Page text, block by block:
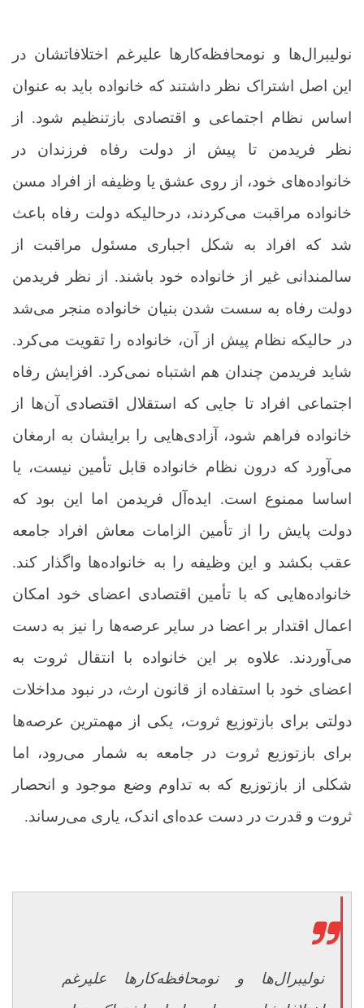
نولیبرال‌ها و نومحافظه‌کارها علیرغم اختلافاتشان در
این اصل اشتراک نظر داشتند که خانواده باید به عنوان
اساس نظام اجتماعی و اقتصادی بازتنظیم شود. از
نظر فریدمن تا پیش از دولت رفاه فرزندان در
خانواده‌های خود، از روی عشق یا وظیفه از افراد مسن
خانواده مراقبت می‌کردند، درحالیکه دولت رفاه باعث
شد که افراد به شکل اجباری مسئول مراقبت از
سالمندانی غیر از خانواده خود باشند. از نظر فریدمن
دولت رفاه به سست شدن بنیان خانواده منجر می‌شد
در حالیکه نظام پیش از آن، خانواده را تقویت می‌کرد.
شاید فریدمن چندان هم اشتباه نمی‌کرد. افزایش رفاه
اجتماعی افراد تا جایی که استقلال اقتصادی آن‌ها از
خانواده فراهم شود، آزادی‌هایی را برایشان به ارمغان
می‌آورد که درون نظام خانواده قابل تأمین نیست، یا
اساسا ممنوع است. ایده‌آل فریدمن اما این بود که
دولت پایش را از تأمین الزامات معاش افراد جامعه
عقب بکشد و این وظیفه را به خانواده‌ها واگذار کند.
خانواده‌هایی که با تأمین اقتصادی اعضای خود امکان
اعمال اقتدار بر اعضا در سایر عرصه‌ها را نیز به دست
می‌آوردند. علاوه بر این خانواده با انتقال ثروت به
اعضای خود با استفاده از قانون ارث، در نبود مداخلات
دولتی برای بازتوزیع ثروت، یکی از مهمترین عرصه‌ها
برای بازتوزیع ثروت در جامعه به شمار می‌رود، اما
شکلی از بازتوزیع که به تداوم وضع موجود و انحصار
ثروت و قدرت در دست عده‌ای اندک، یاری می‌رساند.
نولیبرال‌ها و نومحافظه‌کارها علیرغم